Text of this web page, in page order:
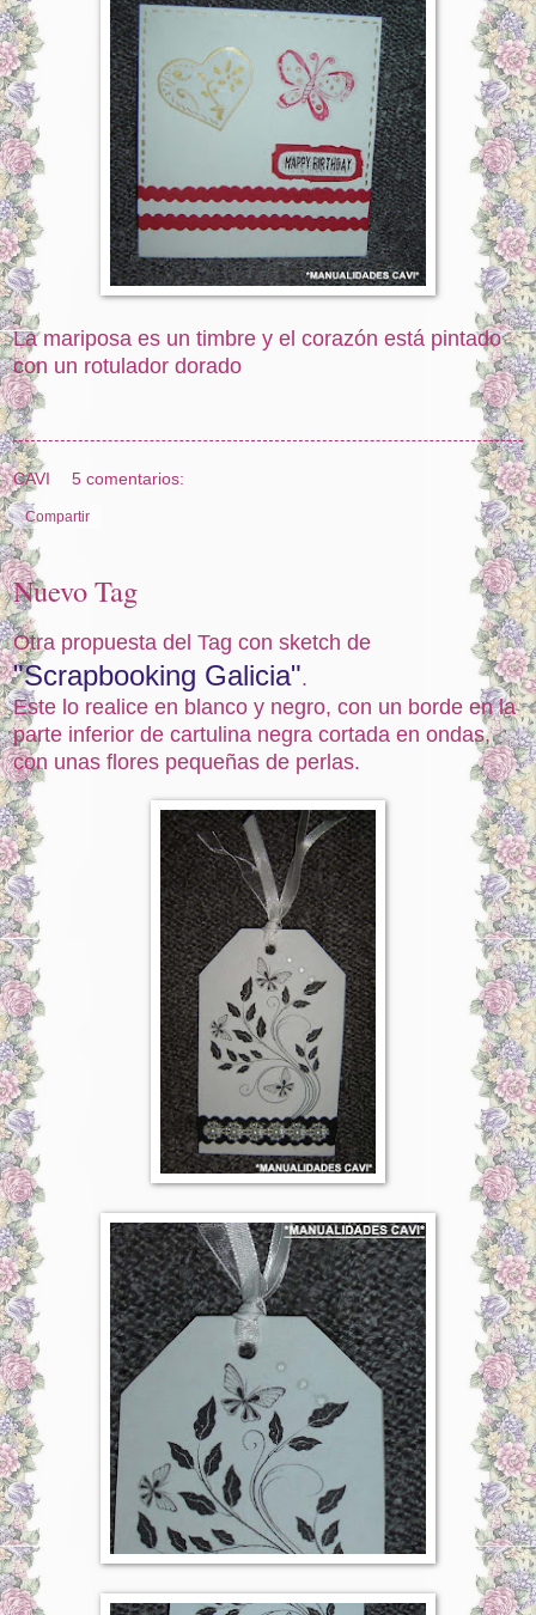
La mariposa es un timbre y el corazón está pintado
con un rotulador dorado
CAVI 5 comentarios:
Compartir
Nuevo Tag
Otra propuesta del Tag con sketch de
"Scrapbooking Galicia".
Este lo realice en blanco y negro, con un borde en la
parte inferior de cartulina negra cortada en ondas,
con unas flores pequeñas de perlas.